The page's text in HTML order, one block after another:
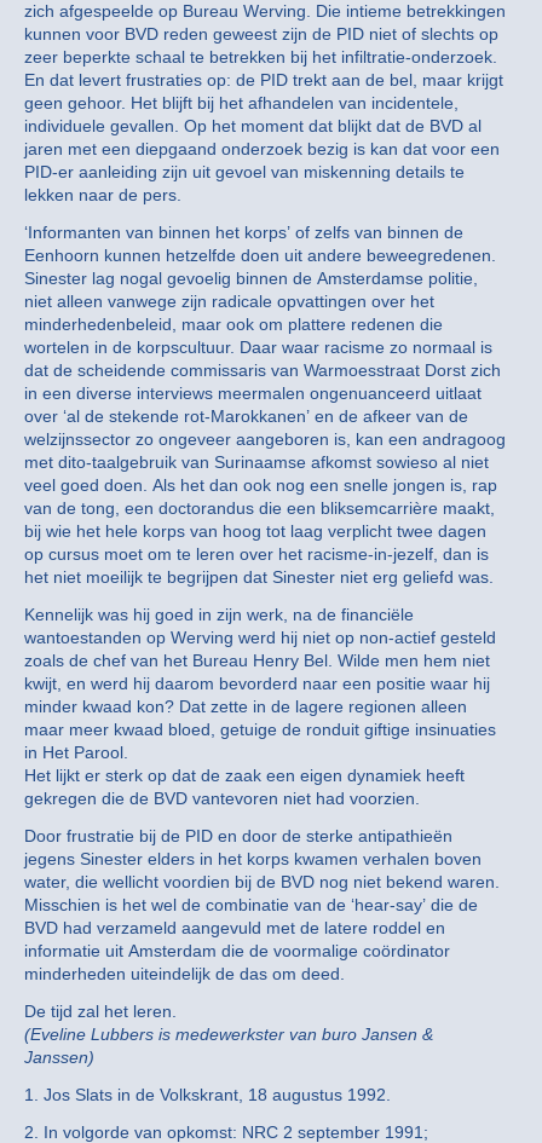
zich afgespeelde op Bureau Werving. Die intieme betrekkingen
kunnen voor BVD reden geweest zijn de PID niet of slechts op
zeer beperkte schaal te betrekken bij het infiltratie-onderzoek.
En dat levert frustraties op: de PID trekt aan de bel, maar krijgt
geen gehoor. Het blijft bij het afhandelen van incidentele,
individuele gevallen. Op het moment dat blijkt dat de BVD al
jaren met een diepgaand onderzoek bezig is kan dat voor een
PID-er aanleiding zijn uit gevoel van miskenning details te
lekken naar de pers.
‘Informanten van binnen het korps’ of zelfs van binnen de
Eenhoorn kunnen hetzelfde doen uit andere beweegredenen.
Sinester lag nogal gevoelig binnen de Amsterdamse politie,
niet alleen vanwege zijn radicale opvattingen over het
minderhedenbeleid, maar ook om plattere redenen die
wortelen in de korpscultuur. Daar waar racisme zo normaal is
dat de scheidende commissaris van Warmoesstraat Dorst zich
in een diverse interviews meermalen ongenuanceerd uitlaat
over ‘al de stekende rot-Marokkanen’ en de afkeer van de
welzijnssector zo ongeveer aangeboren is, kan een andragoog
met dito-taalgebruik van Surinaamse afkomst sowieso al niet
veel goed doen. Als het dan ook nog een snelle jongen is, rap
van de tong, een doctorandus die een bliksemcarrière maakt,
bij wie het hele korps van hoog tot laag verplicht twee dagen
op cursus moet om te leren over het racisme-in-jezelf, dan is
het niet moeilijk te begrijpen dat Sinester niet erg geliefd was.
Kennelijk was hij goed in zijn werk, na de financiële
wantoestanden op Werving werd hij niet op non-actief gesteld
zoals de chef van het Bureau Henry Bel. Wilde men hem niet
kwijt, en werd hij daarom bevorderd naar een positie waar hij
minder kwaad kon? Dat zette in de lagere regionen alleen
maar meer kwaad bloed, getuige de ronduit giftige insinuaties
in Het Parool.
Het lijkt er sterk op dat de zaak een eigen dynamiek heeft
gekregen die de BVD vantevoren niet had voorzien.
Door frustratie bij de PID en door de sterke antipathieën
jegens Sinester elders in het korps kwamen verhalen boven
water, die wellicht voordien bij de BVD nog niet bekend waren.
Misschien is het wel de combinatie van de ‘hear-say’ die de
BVD had verzameld aangevuld met de latere roddel en
informatie uit Amsterdam die de voormalige coördinator
minderheden uiteindelijk de das om deed.
De tijd zal het leren.
(Eveline Lubbers is medewerkster van buro Jansen &
Janssen)
1. Jos Slats in de Volkskrant, 18 augustus 1992.
2. In volgorde van opkomst: NRC 2 september 1991;